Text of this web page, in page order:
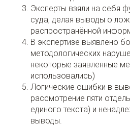
Эксперты взяли на себя
суда, делая выводы о
распространённой
В экспертизе выявлено
методологических
некоторые заявленные
использовались)
Логические ошибки в
рассмотрение пяти
единого текста) и
выводы.